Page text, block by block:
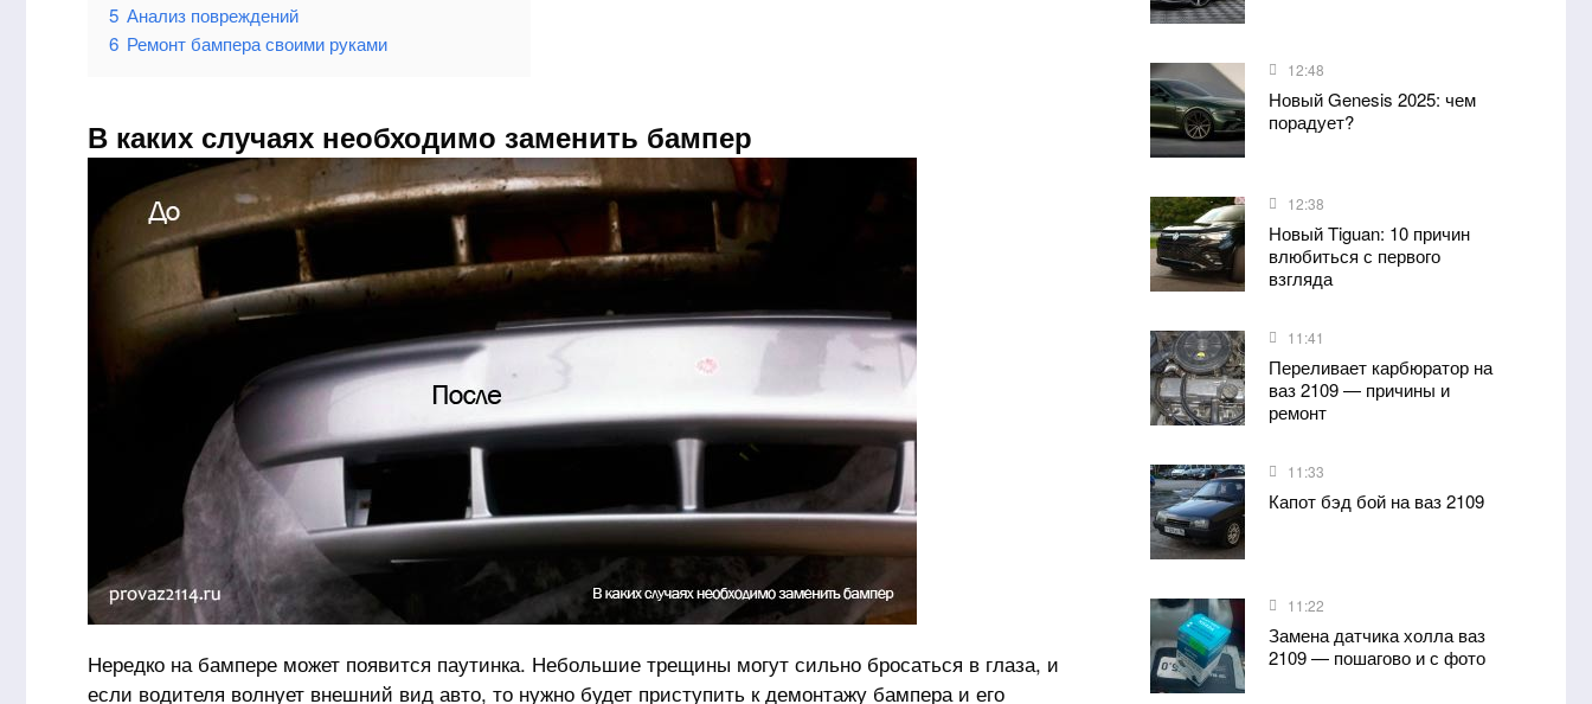
5 Анализ повреждений
6 Ремонт бампера своими руками
В каких случаях необходимо заменить бампер
Нередко на бампере может появится паутинка. Небольшие трещины могут сильно бросаться в глаза, и
если водителя волнует внешний вид авто, то нужно будет приступить к демонтажу бампера и его
12:48
Новый Genesis 2025: чем
порадует?
12:38
Новый Tiguan: 10 причин
влюбиться с первого
взгляда
11:41
Переливает карбюратор на
ваз 2109 — причины и
ремонт
11:33
Капот бэд бой на ваз 2109
11:22
Замена датчика холла ваз
2109 — пошагово и с фото